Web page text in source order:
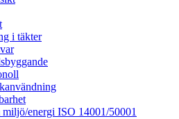
i täkter
miljö/energi ISO 14001/50001